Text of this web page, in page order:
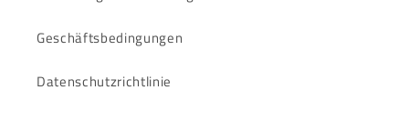
Geschäftsbedingungen
Datenschutzrichtlinie